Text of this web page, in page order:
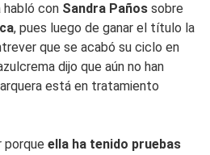
habló con Sandra Paños sobre
, pues luego de ganar el título la
que se acabó su ciclo en
dijo que aún no han
está en tratamiento
porque ella ha tenido pruebas